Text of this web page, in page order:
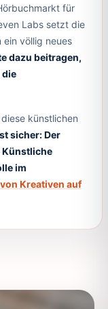
für
Labs setzt die
ein völlig neues
dazu beitragen,
die
künstlichen
sicher: Der
Künstliche
im
Kreativen auf